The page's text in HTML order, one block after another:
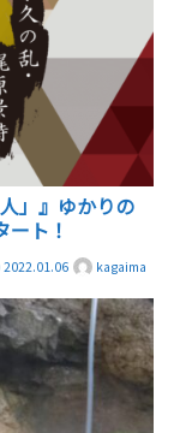
」』ゆかりの
ト！
2022.01.06 kagaima